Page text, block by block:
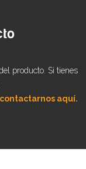
producto. Si tienes
contactarnos aquí.